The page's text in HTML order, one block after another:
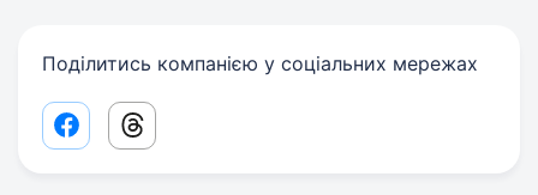
Поділитись компанією у соціальних мережах
Facebook share link
Threads share link